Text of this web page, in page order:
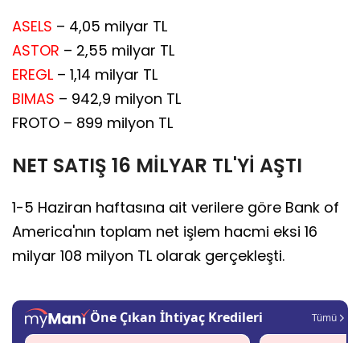
ASELS – 4,05 milyar TL
ASTOR – 2,55 milyar TL
EREGL – 1,14 milyar TL
BIMAS – 942,9 milyon TL
FROTO – 899 milyon TL
NET SATIŞ 16 MİLYAR TL'Yİ AŞTI
1-5 Haziran haftasına ait verilere göre Bank of
America'nın toplam net işlem hacmi eksi 16
milyar 108 milyon TL olarak gerçekleşti.